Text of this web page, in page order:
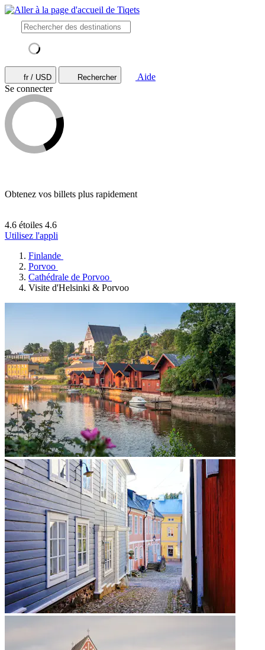
fr / USD Rechercher
Aide
Se connecter
Obtenez vos billets plus rapidement
4.6 étoiles 4.6
Utilisez l'appli
Finlande
Porvoo
Cathédrale de Porvoo
Visite d'Helsinki & Porvoo